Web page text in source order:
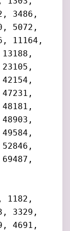
3486,
5072,
11164,
1182,
3329,
4691,